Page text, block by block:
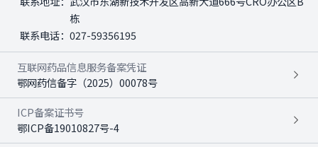
栋
联系电话： 027-59356195
互联网药品信息服务备案凭证
鄂网药信备字（2025）00078号
ICP备案证书号
鄂ICP备19010827号-4